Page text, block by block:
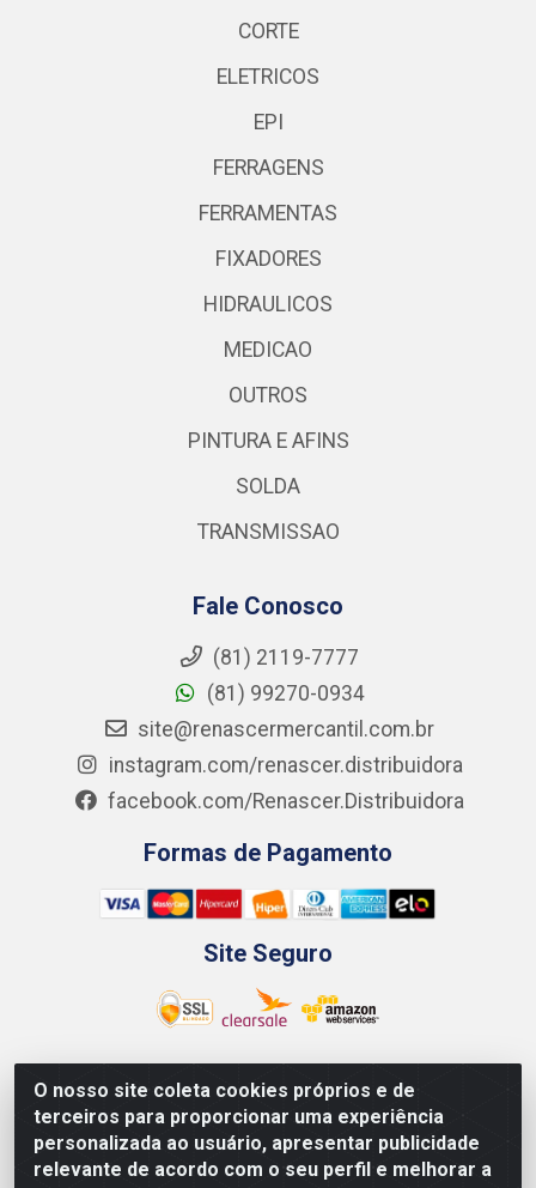
O nosso site coleta cookies próprios e de
terceiros para proporcionar uma experiência
personalizada ao usuário, apresentar publicidade
relevante de acordo com o seu perfil e melhorar a
CORTE
ELETRICOS
EPI
FERRAGENS
FERRAMENTAS
FIXADORES
HIDRAULICOS
MEDICAO
OUTROS
PINTURA E AFINS
SOLDA
TRANSMISSAO
Fale Conosco
(81) 2119-7777
(81) 99270-0934
site@renascermercantil.com.br
instagram.com/renascer.distribuidora
facebook.com/Renascer.Distribuidora
Formas de Pagamento
Site Seguro
Renascer Distribuidora - Rua São Miguel, 1845 -
Afogados - Recife / PE - CEP 50850-000 - CNPJ
07.264.693/0001-79